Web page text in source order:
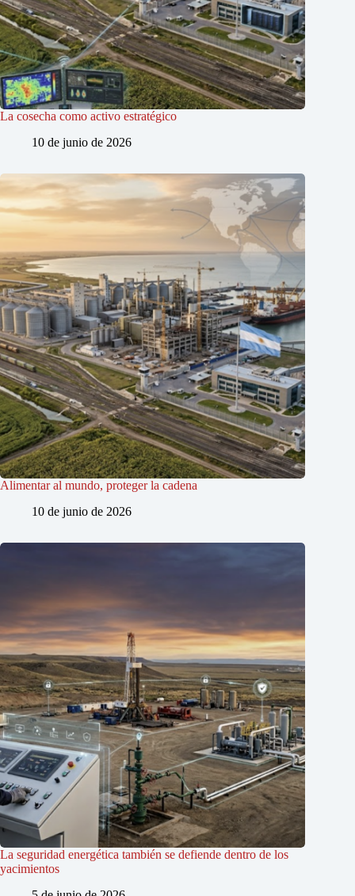
La cosecha como activo estratégico
10 de junio de 2026
Alimentar al mundo, proteger la cadena
10 de junio de 2026
La seguridad energética también se defiende dentro de los
yacimientos